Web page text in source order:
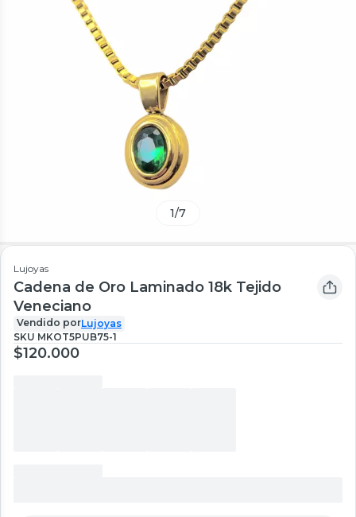
1/7
Lujoyas
Cadena de Oro Laminado 18k Tejido
Veneciano
Vendido porLujoyas
SKU MKOT5PUB75-1
$120.000